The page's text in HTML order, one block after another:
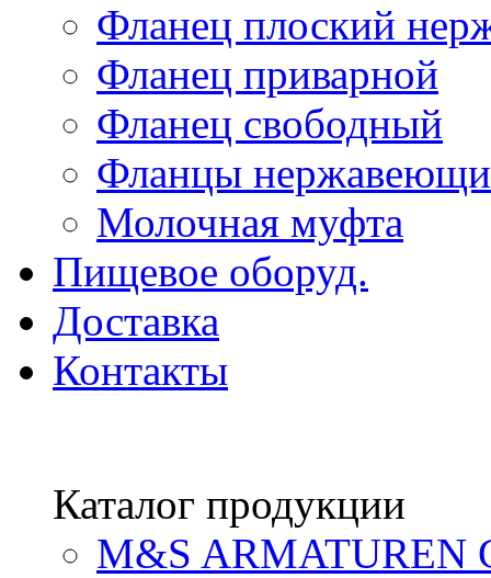
Фланец плоский
Фланец приварной
Фланец свободный
Фланцы
Молочная муфта
Пищевое оборуд.
Доставка
Контакты
Каталог продукции
М&S ARMATUREN